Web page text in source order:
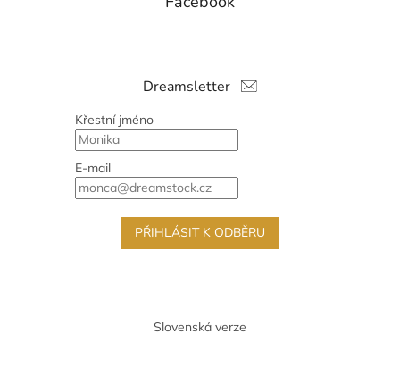
Dreamsletter
Křestní jméno
E-mail
PŘIHLÁSIT K ODBĚRU
Slovenská verze